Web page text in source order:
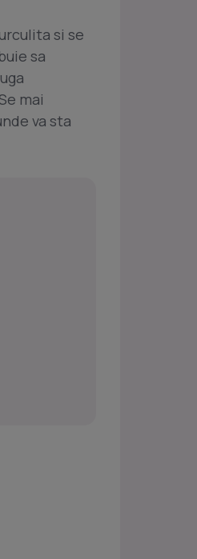
si se
sa
mai
va sta